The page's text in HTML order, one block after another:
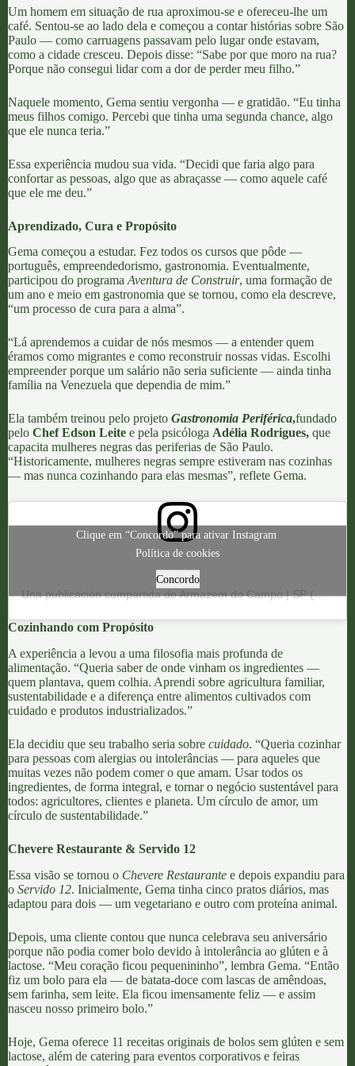
Um homem em situação de rua aproximou-se e ofereceu-lhe um
café. Sentou-se ao lado dela e começou a contar histórias sobre São
Paulo — como carruagens passavam pelo lugar onde estavam,
como a cidade cresceu. Depois disse: “Sabe por que moro na rua?
Porque não consegui lidar com a dor de perder meu filho.”
Naquele momento, Gema sentiu vergonha — e gratidão. “Eu tinha
meus filhos comigo. Percebi que tinha uma segunda chance, algo
que ele nunca teria.”
Essa experiência mudou sua vida. “Decidi que faria algo para
confortar as pessoas, algo que as abraçasse — como aquele café
que ele me deu.”
Aprendizado, Cura e Propósito
Gema começou a estudar. Fez todos os cursos que pôde —
português, empreendedorismo, gastronomia. Eventualmente,
participou do programa Aventura de Construir, uma formação de
um ano e meio em gastronomia que se tornou, como ela descreve,
“um processo de cura para a alma”.
“Lá aprendemos a cuidar de nós mesmos — a entender quem
éramos como migrantes e como reconstruir nossas vidas. Escolhi
empreender porque um salário não seria suficiente — ainda tinha
família na Venezuela que dependia de mim.”
Ela também treinou pelo projeto Gastronomia Periférica,fundado
pelo Chef Edson Leite e pela psicóloga Adélia Rodrigues, que
capacita mulheres negras das periferias de São Paulo.
“Historicamente, mulheres negras sempre estiveram nas cozinhas
— mas nunca cozinhando para elas mesmas”, reflete Gema.
Una publicación compartida de Armazem do Campo | SP (@armazemdocampo.sp)
Clique em “Concordo” para ativar Instagram
Política de cookies
Concordo
Cozinhando com Propósito
A experiência a levou a uma filosofia mais profunda de
alimentação. “Queria saber de onde vinham os ingredientes —
quem plantava, quem colhia. Aprendi sobre agricultura familiar,
sustentabilidade e a diferença entre alimentos cultivados com
cuidado e produtos industrializados.”
Ela decidiu que seu trabalho seria sobre cuidado. “Queria cozinhar
para pessoas com alergias ou intolerâncias — para aqueles que
muitas vezes não podem comer o que amam. Usar todos os
ingredientes, de forma integral, e tornar o negócio sustentável para
todos: agricultores, clientes e planeta. Um círculo de amor, um
círculo de sustentabilidade.”
Chevere Restaurante & Servido 12
Essa visão se tornou o Chevere Restaurante e depois expandiu para
o Servido 12. Inicialmente, Gema tinha cinco pratos diários, mas
adaptou para dois — um vegetariano e outro com proteína animal.
Depois, uma cliente contou que nunca celebrava seu aniversário
porque não podia comer bolo devido à intolerância ao glúten e à
lactose. “Meu coração ficou pequenininho”, lembra Gema. “Então
fiz um bolo para ela — de batata-doce com lascas de amêndoas,
sem farinha, sem leite. Ela ficou imensamente feliz — e assim
nasceu nosso primeiro bolo.”
Hoje, Gema oferece 11 receitas originais de bolos sem glúten e sem
lactose, além de catering para eventos corporativos e feiras